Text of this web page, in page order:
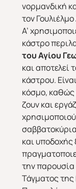
νορμανδική
τον
Α’
κάστρο
του Αγίου
και αποτελεί
κάστρου.
κόσμο, καθώς
ζουν και
και
την παρουσία
Τάγματος της